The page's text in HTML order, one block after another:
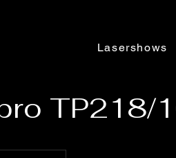
Lasershows
TP218/